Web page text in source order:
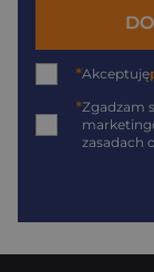
*Akceptuję
*Zgadzam
zasadach